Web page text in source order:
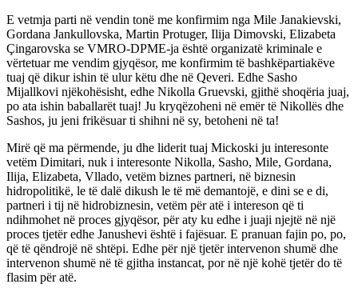
E vetmja parti në vendin tonë me konfirmim nga Mile Janakievski,
Gordana Jankullovska, Martin Protuger, Ilija Dimovski, Elizabeta
Çingarovska se VMRO-DPME-ja është organizatë kriminale e
vërtetuar me vendim gjyqësor, me konfirmim të bashkëpartiakëve
tuaj që dikur ishin të ulur këtu dhe në Qeveri. Edhe Sasho
Mijallkovi njëkohësisht, edhe Nikolla Gruevski, gjithë shoqëria juaj,
po ata ishin baballarët tuaj! Ju kryqëzoheni në emër të Nikollës dhe
Sashos, ju jeni frikësuar ti shihni në sy, betoheni në ta!
Mirë që ma përmende, ju dhe liderit tuaj Mickoski ju interesonte
vetëm Dimitari, nuk i interesonte Nikolla, Sasho, Mile, Gordana,
Ilija, Elizabeta, Vllado, vetëm biznes partneri, në biznesin
hidropolitikë, le të dalë dikush le të më demantojë, e dini se e di,
partneri i tij në hidrobiznesin, vetëm për atë i intereson që ti
ndihmohet në proces gjyqësor, për aty ku edhe i juaji njejtë në një
proces tjetër edhe Janushevi është i fajësuar. E pranuan fajin po, po,
që të qëndrojë në shtëpi. Edhe për një tjetër intervenon shumë dhe
intervenon shumë në të gjitha instancat, por në një kohë tjetër do të
flasim për atë.